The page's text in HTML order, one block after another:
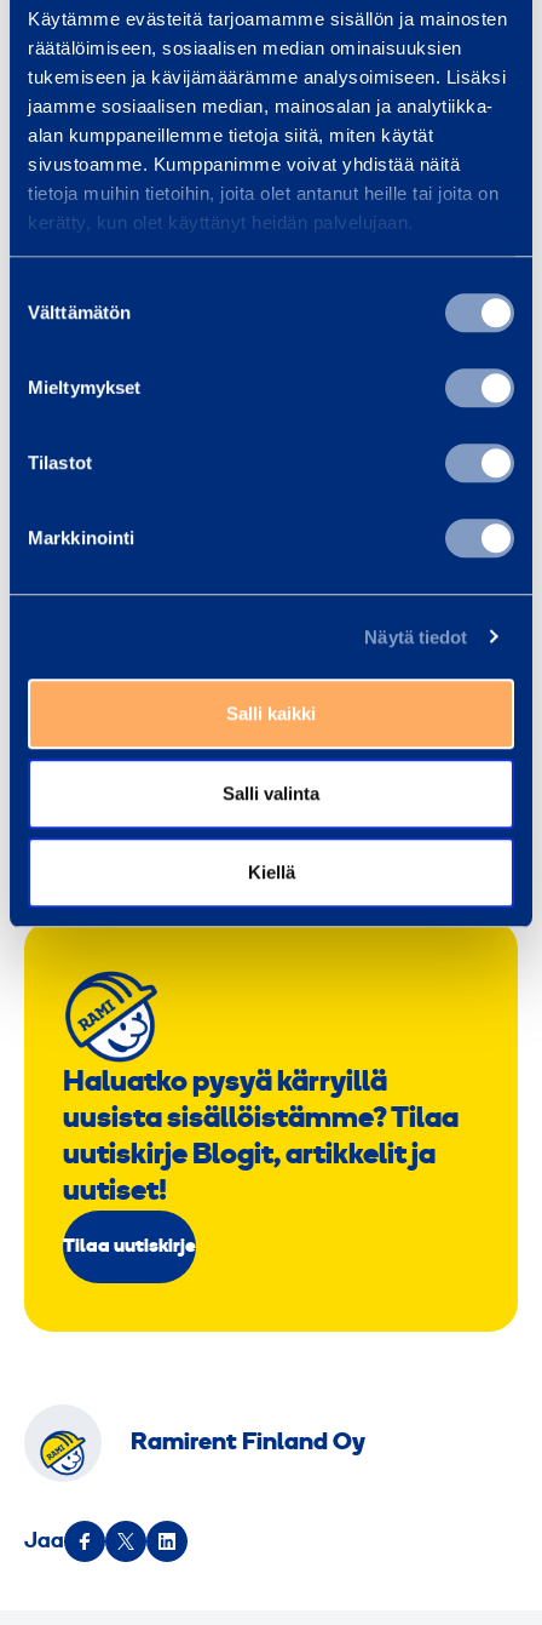
Käytämme evästeitä tarjoamamme sisällön ja mainosten
räätälöimiseen, sosiaalisen median ominaisuuksien
tukemiseen ja kävijämäärämme analysoimiseen. Lisäksi
jaamme sosiaalisen median, mainosalan ja analytiikka-
alan kumppaneillemme tietoja siitä, miten käytät
sivustoamme. Kumppanimme voivat yhdistää näitä
tietoja muihin tietoihin, joita olet antanut heille tai joita on
kerätty, kun olet käyttänyt heidän palvelujaan.
valinta
Välttämätön
Mieltymykset
Tilastot
Markkinointi
Näytä tiedot
Salli kaikki
Salli valinta
Kiellä
Muuta evästeasetuksia
Sisältö vaatii markkinointievästeitä.
Haluatko pysyä kärryillä
uusista sisällöistämme? Tilaa
uutiskirje Blogit, artikkelit ja
uutiset!
Tilaa uutiskirje
Ramirent Finland Oy
Jaa